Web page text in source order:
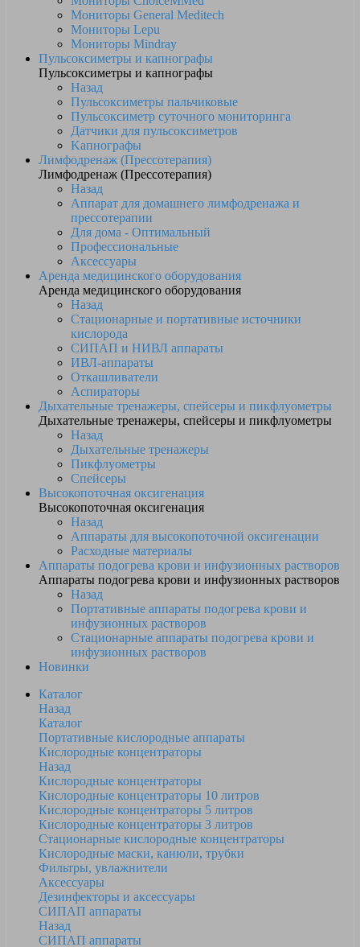
Мониторы General Meditech
Мониторы Lepu
Мониторы Mindray
Пульсоксиметры и капнографы
Пульсоксиметры и капнографы
Назад
Пульсоксиметры пальчиковые
Пульсоксиметр суточного мониторинга
Датчики для пульсоксиметров
Kапнографы
Лимфодренаж (Прессотерапия)
Лимфодренаж (Прессотерапия)
Назад
Аппарат для домашнего лимфодренажа и
прессотерапии
Для дома - Оптимальный
Профессиональные
Аксессуары
Аренда медицинского оборудования
Аренда медицинского оборудования
Назад
Стационарные и портативные источники
кислорода
СИПАП и НИВЛ аппараты
ИВЛ-аппараты
Откашливатели
Аспираторы
Дыхательные тренажеры, спейсеры и пикфлуометры
Дыхательные тренажеры, спейсеры и пикфлуометры
Назад
Дыхательные тренажеры
Пикфлуометры
Спейсеры
Высокопоточная оксигенация
Высокопоточная оксигенация
Назад
Аппараты для высокопоточной оксигенации
Расходные материалы
Аппараты подогрева крови и инфузионных растворов
Аппараты подогрева крови и инфузионных растворов
Назад
Портативные аппараты подогрева крови и
инфузионных растворов
Стационарные аппараты подогрева крови и
инфузионных растворов
Новинки
Каталог
Назад
Каталог
Портативные кислородные аппараты
Кислородные концентраторы
Назад
Кислородные концентраторы
Кислородные концентраторы 10 литров
Кислородные концентраторы 5 литров
Кислородные концентраторы 3 литров
Стационарные кислородные концентраторы
Кислородные маски, канюли, трубки
Фильтры, увлажнители
Аксессуары
Дезинфекторы и аксессуары
СИПАП аппараты
Назад
СИПАП аппараты